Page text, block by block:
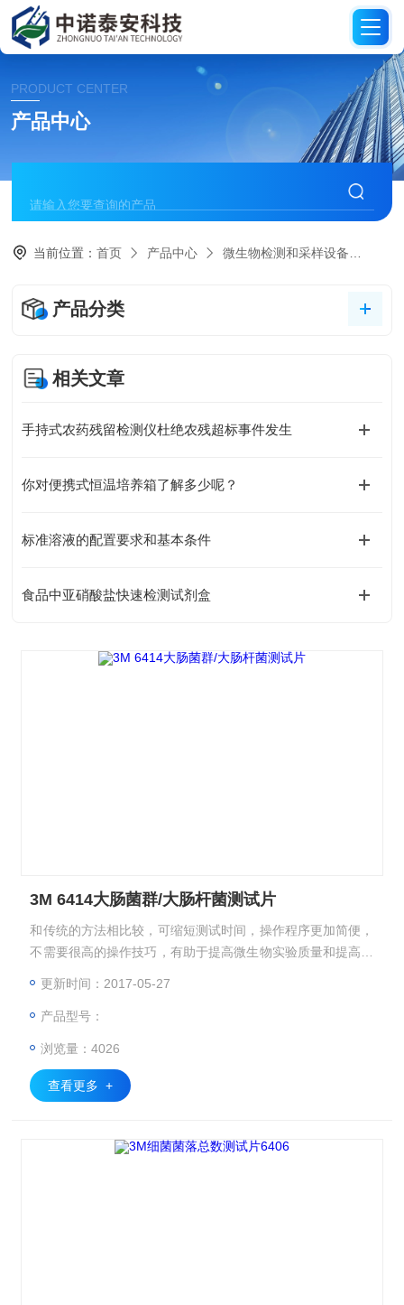
PRODUCT CENTER
产品中心
当前位置：首页 产品中心 微生物检测和采样设备
产品分类
相关文章
手持式农药残留检测仪杜绝农残超标事件发生
你对便携式恒温培养箱了解多少呢？
标准溶液的配置要求和基本条件
食品中亚硝酸盐快速检测试剂盒
3M 6414大肠菌群/大肠杆菌测试片
和传统的方法相比较，可缩短测试时间，操作程序更加简便，
不需要很高的操作技巧，有助于提高微生物实验质量和提高实
更新时间：2017-05-27
产品型号：
浏览量：4026
查看更多 +